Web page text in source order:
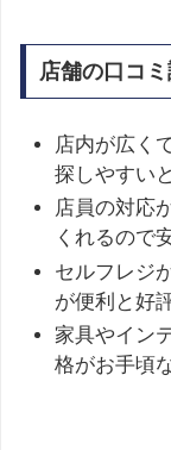
店舗の口コミ
店内が広く
探しやすい
店員の対応
くれるので
セルフレジ
が便利と好
家具やイン
格がお手頃